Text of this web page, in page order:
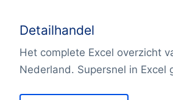
Detailhandel
Het complete Excel overzicht
Nederland. Supersnel in Excel